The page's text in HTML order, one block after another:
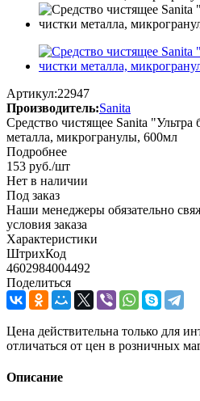
Артикул:22947
Производитель:Sanita
Средство чистящее Sanita "Ультра
металла, микрогранулы, 600мл
Подробнее
153 руб./шт
Нет в наличии
Под заказ
Наши менеджеры обязательно
условия заказа
Характеристики
ШтрихКод
4602984004492
Поделиться
Цена действительна только для
отличаться от цен в розничных
Описание